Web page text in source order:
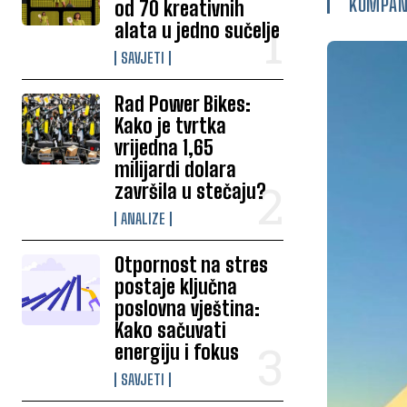
od 70 kreativnih
alata u jedno sučelje
SAVJETI
Rad Power Bikes:
Kako je tvrtka
vrijedna 1,65
milijardi dolara
završila u stečaju?
ANALIZE
Otpornost na stres
postaje ključna
poslovna vještina:
Kako sačuvati
energiju i fokus
SAVJETI